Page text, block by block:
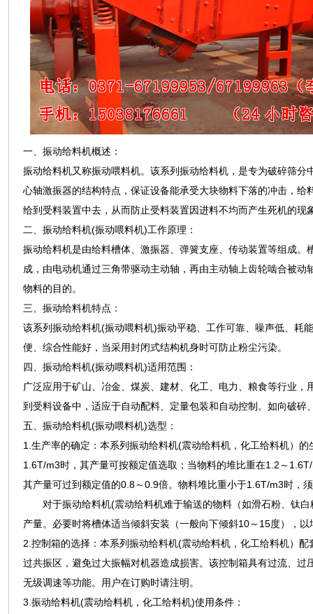
一、振动给料机概述：
振动给料机又称振动喂料机。该系列振动给料机，是专为破碎筛
心轴激振器的结构特点，保证设备能承受大块物料下落的冲击，
给到受料装置中去，从而防止受料装置因进料不均而产生死机的现
二、振动给料机(振动喂料机)工作原理：
振动给料机是由给料槽体、激振器、弹簧支座、传动装置等组成
成，由电动机通过三角带驱动主动轴，再由主动轴上齿轮啮合被
物料的目的。
三、振动给料机特点：
该系列振动给料机(振动喂料机)振动平稳、工作可靠、噪声低、耗
便、综合性能好，当采用封闭式结构机身时可防止粉尘污染。
四、振动给料机(振动喂料机)适用范围：
广泛应用于矿山、冶金、煤炭、建材、化工、电力、粮食等行业
到受料设备中，适应于自动配料、定量包装和自动控制。如向破
五、振动给料机(振动喂料机)选型：
1.生产率的确定：本系列振动给料机(震动给料机，化工给料机）
1.6T/m3时，其产量可按额定值选取；当物料的堆比重在1.2～
其产量可过到额定值的0.8～0.9倍。物料堆比重小于1.6T/m3时，
对于振动给料机(震动给料机难于输送的物料（如滑石粉、钛白
产量。必要时将槽体适当倾斜安装（一般向下倾斜10～15度），以
2.控制箱的选择：本系列振动给料机(震动给料机，化工给料机）
过共振区，避免过大振幅对机器造成损害。该控制箱具有过流、
无级调速等功能。用户在订购时请注明。
3.振动给料机(震动给料机，化工给料机)使用条件：